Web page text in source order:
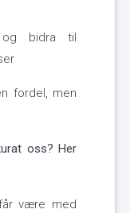
bidra til
fordel, men
oss? Her
være med